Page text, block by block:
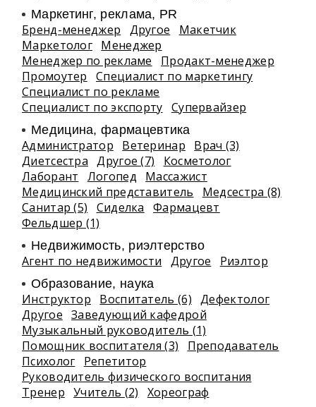
Маркетинг, реклама, PR
Бренд-менеджер Другое
Макетчик
Маркетолог Менеджер
Менеджер по рекламе
Продакт-менеджер
Промоутер
Специалист по маркетингу
Специалист по рекламе
Специалист по экспорту Супервайзер
Медицина, фармацевтика
Администратор Ветеринар
Врач (3)
Диетсестра
Другое (7)
Косметолог
Лаборант
Логопед
Массажист
Медицинский представитель
Медсестра (8)
Санитар (5)
Сиделка
Фармацевт
Фельдшер (1)
Недвижимость, риэлтeрство
Агент по недвижимости Другое Риэлтор
Образование, наука
Инструктор Воспитатель (6) Дефектолог
Другое Заведующий кафедрой
Музыкальный руководитель (1)
Помощник воспитателя (3)
Преподаватель
Психолог
Репетитор
Руководитель физического воспитания
Тренер Учитель (2) Хореограф